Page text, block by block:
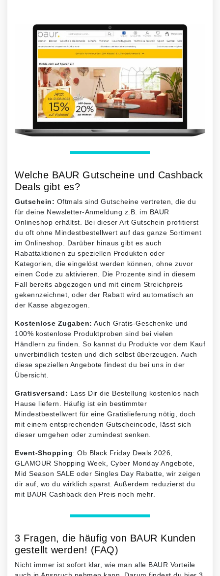
Welche BAUR Gutscheine und Cashback
Deals gibt es?
Gutschein: Oftmals sind Gutscheine vertreten, die du
für deine Newsletter-Anmeldung z.B. im BAUR
Onlineshop erhältst. Bei dieser Art Gutschein profitierst
du oft ohne Mindestbestellwert auf das ganze Sortiment
im Onlineshop. Darüber hinaus gibt es auch
Rabattaktionen zu speziellen Produkten oder
Kategorien, die eingelöst werden können, ohne zuvor
einen Code zu aktivieren. Die Prozente sind in diesem
Fall bereits abgezogen und mit einem Streichpreis
gekennzeichnet, oder der Rabatt wird automatisch an
der Kasse abgezogen.
Kostenlose Zugaben: Auch Gratis-Geschenke und
100% kostenlose Produktproben sind bei vielen
Händlern zu finden. So kannst du Produkte vor dem Kauf
unverbindlich testen und dich selbst überzeugen. Auch
diese speziellen Angebote findest du bei uns in der
Übersicht.
Gratisversand: Lass Dir die Bestellung kostenlos nach
Hause liefern. Häufig ist ein bestimmter
Mindestbestellwert für eine Gratislieferung nötig, doch
mit einem entsprechenden Gutscheincode, lässt sich
dieser umgehen oder zumindest senken.
Event-Shopping: Ob Black Friday Deals 2026,
GLAMOUR Shopping Week, Cyber Monday Angebote,
Mid Season SALE oder Singles Day Rabatte, wir zeigen
dir auf, wo du wirklich sparst. Außerdem reduzierst du
mit BAUR Cashback den Preis noch mehr.
3 Fragen, die häufig von BAUR Kunden
gestellt werden! (FAQ)
Nicht immer ist sofort klar, wie man alle BAUR Vorteile